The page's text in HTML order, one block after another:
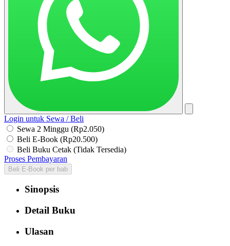
Login untuk Sewa / Beli
Sewa 2 Minggu (Rp2.050)
Beli E-Book (Rp20.500)
Beli Buku Cetak (Tidak Tersedia)
Proses Pembayaran
Beli E-Book per bab
Sinopsis
Detail Buku
Ulasan